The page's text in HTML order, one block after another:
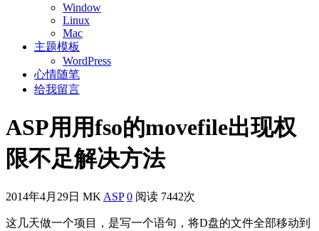
Window
Linux
Mac
主题模板
WordPress
心情随笔
给我留言
ASP用用fso的movefile出现权
限不足解决方法
2014年4月29日 MKASP 0 阅读 7442次
这几天做一个项目，是写一个语句，将D盘的文件全部移动到